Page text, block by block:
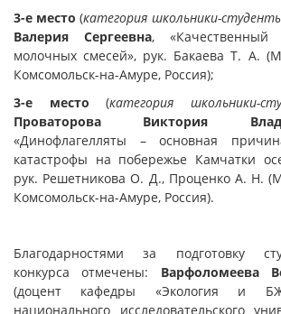
3-е место (категория школьники-
Валерия Сергеевна, «Качественный
молочных смесей», рук. Бакаева Т.
Комсомольск-на-Амуре, Россия);
3-е место (категория школьники-
Проваторова Виктория
«Динофлагелляты – основная
катастрофы на побережье Камчатки
рук. Решетникова О. Д., Проценко А. Н.
Комсомольск-на-Амуре, Россия).
Благодарностями за подготовку
конкурса отмечены: Варфоломеева
(доцент кафедры «Экология и
национального исследовательского